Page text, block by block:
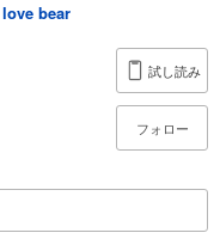
bear
試し読み
フォロー